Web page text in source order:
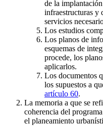
de la
infraestructuras y
servicios
Los estudios
Los planos de
esquemas de
procede, los
aplicarlos.
Los documentos
los supuestos a
artículo 60.
La memoria a que se
coherencia del
el planeamiento